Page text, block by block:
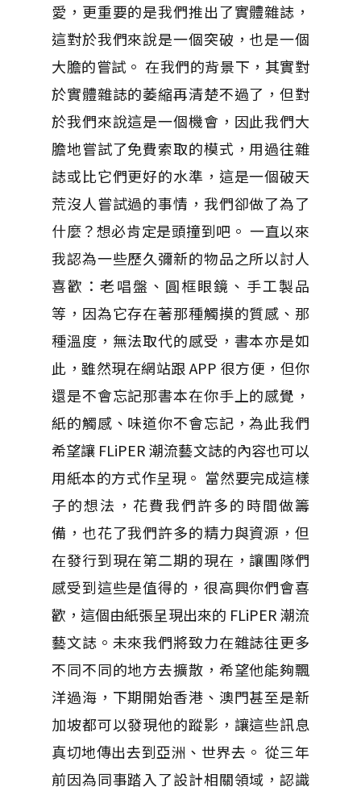
愛，更重要的是我們推出了實體雜誌，
這對於我們來說是一個突破，也是一個
大膽的嘗試。 在我們的背景下，其實對
於實體雜誌的萎縮再清楚不過了，但對
於我們來說這是一個機會，因此我們大
膽地嘗試了免費索取的模式，用過往雜
誌或比它們更好的水準，這是一個破天
荒沒人嘗試過的事情，我們卻做了為了
什麼？想必肯定是頭撞到吧。 一直以來
我認為一些歷久彌新的物品之所以討人
喜歡：老唱盤、圓框眼鏡、手工製品
等，因為它存在著那種觸摸的質感、那
種溫度，無法取代的感受，書本亦是如
此，雖然現在網站跟 APP 很方便，但你
還是不會忘記那書本在你手上的感覺，
紙的觸感、味道你不會忘記，為此我們
希望讓 FLiPER 潮流藝文誌的內容也可以
用紙本的方式作呈現。 當然要完成這樣
子的想法，花費我們許多的時間做籌
備，也花了我們許多的精力與資源，但
在發行到現在第二期的現在，讓團隊們
感受到這些是值得的，很高興你們會喜
歡，這個由紙張呈現出來的 FLiPER 潮流
藝文誌。未來我們將致力在雜誌往更多
不同不同的地方去擴散，希望他能夠飄
洋過海，下期開始香港、澳門甚至是新
加坡都可以發現他的蹤影，讓這些訊息
真切地傳出去到亞洲、世界去。 從三年
前因為同事踏入了設計相關領域，認識